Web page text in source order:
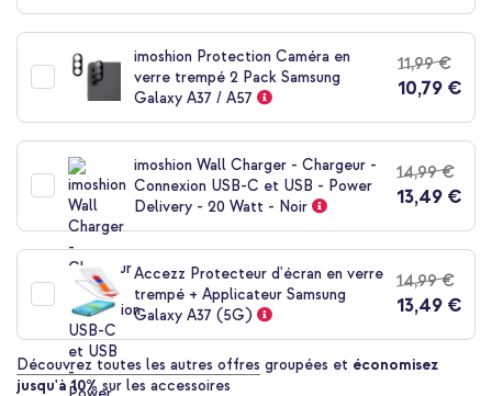
imoshion Protection Caméra en
verre trempé 2 Pack Samsung
Galaxy A37 / A57
11,99 €
10,79 €
imoshion Wall Charger - Chargeur -
Connexion USB-C et USB - Power
Delivery - 20 Watt - Noir
14,99 €
13,49 €
Accezz Protecteur d'écran en verre
trempé + Applicateur Samsung
Galaxy A37 (5G)
14,99 €
13,49 €
Découvrez toutes les autres offres groupées et économisez
jusqu'à 10% sur les accessoires